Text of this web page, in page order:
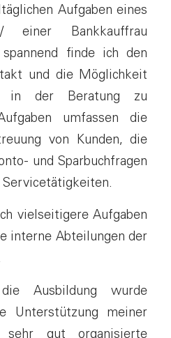
Aufgaben eines
/ einer Bankkauffrau
spannend finde ich den
und die Möglichkeit
in der Beratung zu
umfassen die
von Kunden, die
und Sparbuchfragen
vielseitigere Aufgaben
interne Abteilungen der
Ausbildung wurde
Unterstützung meiner
sehr gut organisierte